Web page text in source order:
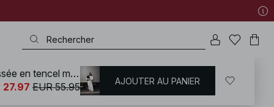
/ Vêtements en lin
Jupe mi-longue plissée en tencel mélangé
27.97 EUR 55.95 AJOUTER AU PANIER